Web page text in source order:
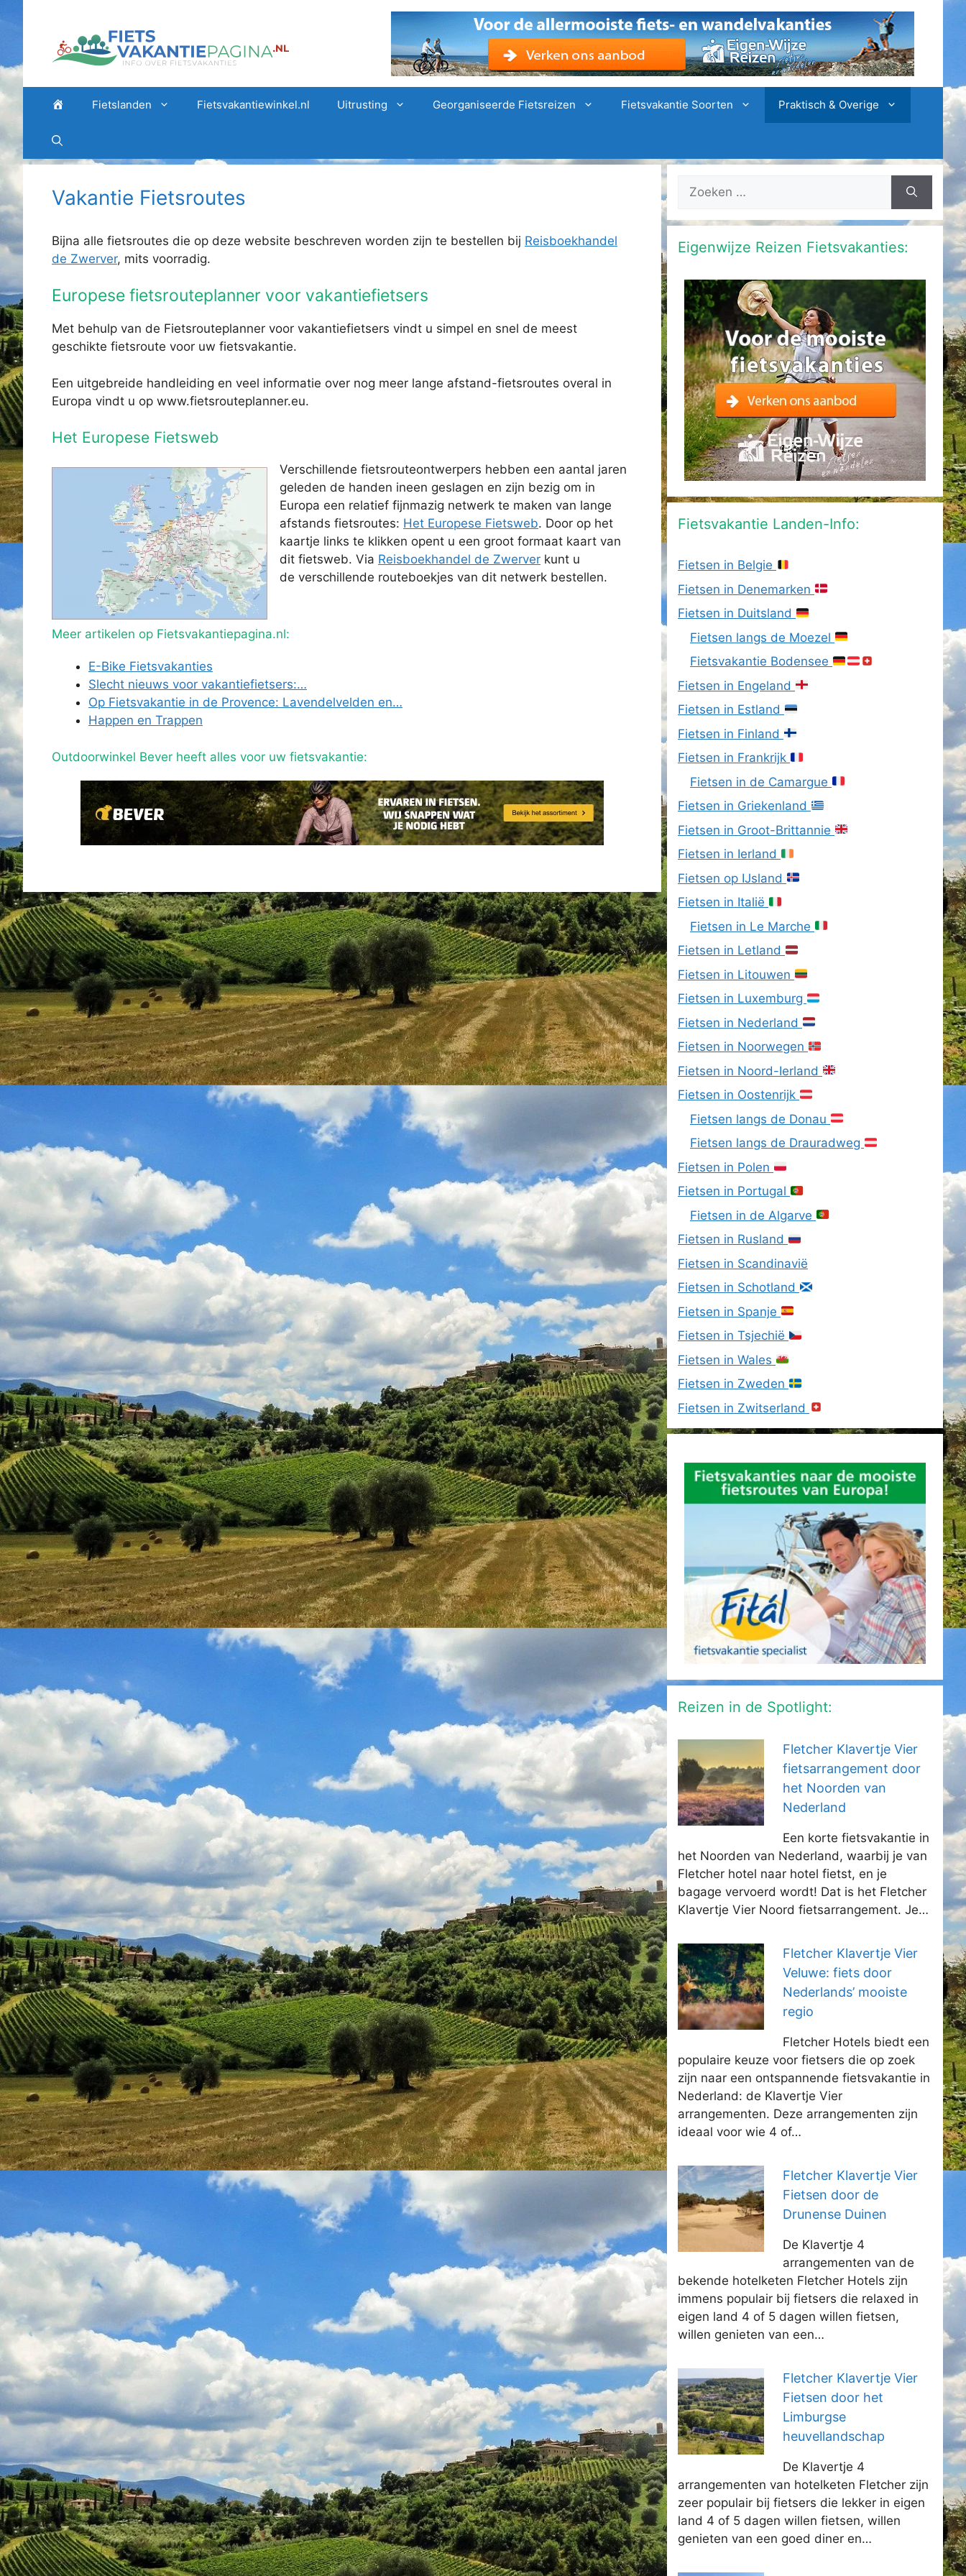
inhoud
HomeFietslanden Fietsvakantiewinkel.nl Uitrusting Georganiseerde Fietsreizen Fietsvakantie Soorten Praktisch & Overige
Vakantie Fietsroutes
Bijna alle fietsroutes die op deze website beschreven worden zijn te bestellen bij Reisboekhandel
de Zwerver, mits voorradig.
Europese fietsrouteplanner voor vakantiefietsers
Met behulp van de Fietsrouteplanner voor vakantiefietsers vindt u simpel en snel de meest
geschikte fietsroute voor uw fietsvakantie.
Een uitgebreide handleiding en veel informatie over nog meer lange afstand-fietsroutes overal in
Europa vindt u op www.fietsrouteplanner.eu.
Het Europese Fietsweb
Verschillende fietsrouteontwerpers hebben een aantal jaren
geleden de handen ineen geslagen en zijn bezig om in
Europa een relatief fijnmazig netwerk te maken van lange
afstands fietsroutes: Het Europese Fietsweb. Door op het
kaartje links te klikken opent u een groot formaat kaart van
dit fietsweb. Via Reisboekhandel de Zwerver kunt u
de verschillende routeboekjes van dit netwerk bestellen.
Meer artikelen op Fietsvakantiepagina.nl:
E-Bike Fietsvakanties
Slecht nieuws voor vakantiefietsers:…
Op Fietsvakantie in de Provence: Lavendelvelden en…
Happen en Trappen
Outdoorwinkel Bever heeft alles voor uw fietsvakantie:
Zoek
Eigenwijze Reizen Fietsvakanties:
Fietsvakantie Landen-Info:
Fietsen in Belgie
Fietsen in Denemarken
Fietsen in Duitsland
Fietsen langs de Moezel
Fietsvakantie Bodensee
Fietsen in Engeland
Fietsen in Estland
Fietsen in Finland
Fietsen in Frankrijk
Fietsen in de Camargue
Fietsen in Griekenland
Fietsen in Groot-Brittannie
Fietsen in Ierland
Fietsen op IJsland
Fietsen in Italië
Fietsen in Le Marche
Fietsen in Letland
Fietsen in Litouwen
Fietsen in Luxemburg
Fietsen in Nederland
Fietsen in Noorwegen
Fietsen in Noord-Ierland
Fietsen in Oostenrijk
Fietsen langs de Donau
Fietsen langs de Drauradweg
Fietsen in Polen
Fietsen in Portugal
Fietsen in de Algarve
Fietsen in Rusland
Fietsen in Scandinavië
Fietsen in Schotland
Fietsen in Spanje
Fietsen in Tsjechië
Fietsen in Wales
Fietsen in Zweden
Fietsen in Zwitserland
Reizen in de Spotlight:
Fletcher Klavertje Vier
fietsarrangement door
het Noorden van
Nederland
Een korte fietsvakantie in
het Noorden van Nederland, waarbij je van
Fletcher hotel naar hotel fietst, en je
bagage vervoerd wordt! Dat is het Fletcher
Klavertje Vier Noord fietsarrangement. Je…
Fletcher Klavertje Vier
Veluwe: fiets door
Nederlands’ mooiste
regio
Fletcher Hotels biedt een
populaire keuze voor fietsers die op zoek
zijn naar een ontspannende fietsvakantie in
Nederland: de Klavertje Vier
arrangementen. Deze arrangementen zijn
ideaal voor wie 4 of…
Fletcher Klavertje Vier
Fietsen door de
Drunense Duinen
De Klavertje 4
arrangementen van de
bekende hotelketen Fletcher Hotels zijn
immens populair bij fietsers die relaxed in
eigen land 4 of 5 dagen willen fietsen,
willen genieten van een…
Fletcher Klavertje Vier
Fietsen door het
Limburgse
heuvellandschap
De Klavertje 4
arrangementen van hotelketen Fletcher zijn
zeer populair bij fietsers die lekker in eigen
land 4 of 5 dagen willen fietsen, willen
genieten van een goed diner en…